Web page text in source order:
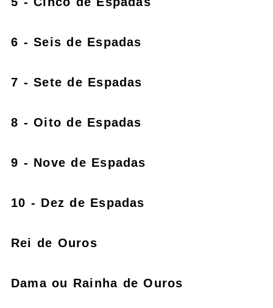
6 - Seis de Espadas
7 - Sete de Espadas
8 - Oito de Espadas
9 - Nove de Espadas
10 - Dez de Espadas
Rei de Ouros
Dama ou Rainha de Ouros